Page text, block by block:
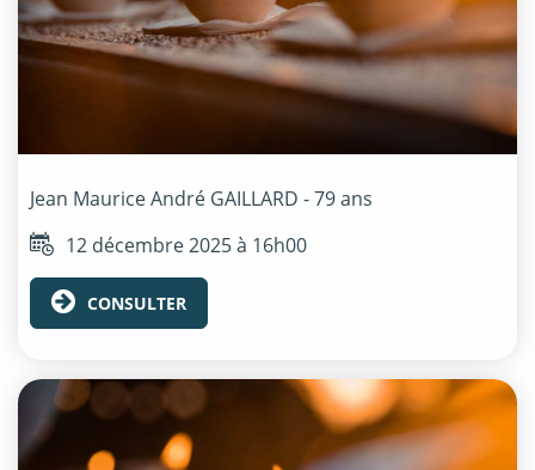
Jean Maurice André GAILLARD - 79 ans
12 décembre 2025 à 16h00
CONSULTER